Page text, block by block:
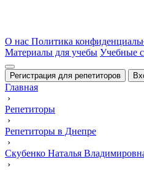
О нас Политика
Материалы для учебы Учебные
Регистрация для репетиторов
Главная
›
Репетиторы
›
Репетиторы в Днепре
›
Скубенко Наталья
›